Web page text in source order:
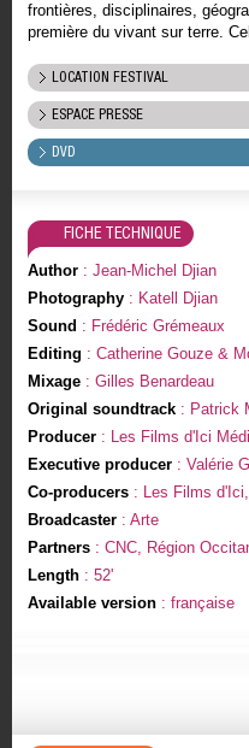
frontières, disciplinaires,
première du vivant sur terre.
LOCATION FESTIVAL
ESPACE PRESSE
DVD
FICHE TECHNIQUE
Author: Jean-Michel Djian
Photography: Katell Djian
Sound : Frédéric Grémeaux
Editing : Catherine Gouze &
Mixage: Gilles Benardeau
Original soundtrack: Patrick
Producer: Les Films d'Ici
Executive producer: Valérie
Co-producers: Les Films
Broadcaster: Arte
Partners: CNC, Région
Length: 52'
Available version: française